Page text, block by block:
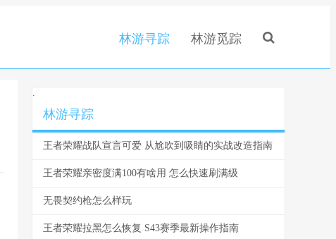
林游寻踪 林游觅踪
.
林游寻踪
王者荣耀战队宣言可爱 从尬吹到吸睛的实战改造指南
王者荣耀亲密度满100有啥用 怎么快速刷满级
无畏契约枪怎么样玩
王者荣耀拉黑怎么恢复 S43赛季最新操作指南